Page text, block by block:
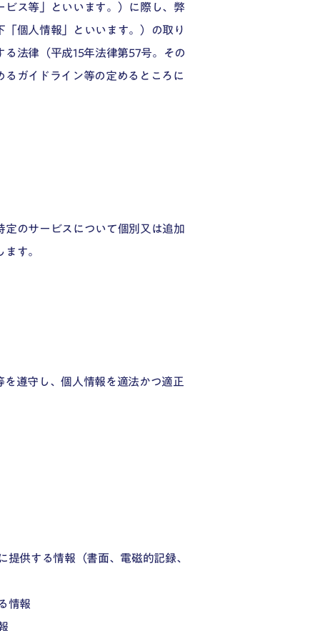
ス等」といいます。）に際し、弊
個人情報」といいます。）の取り
法律（平成15年法律第57号。その
ガイドライン等の定めるところに
のサービスについて個別又は追加
す。
遵守し、個人情報を適法かつ適正
供する情報（書面、電磁的記録、
情報